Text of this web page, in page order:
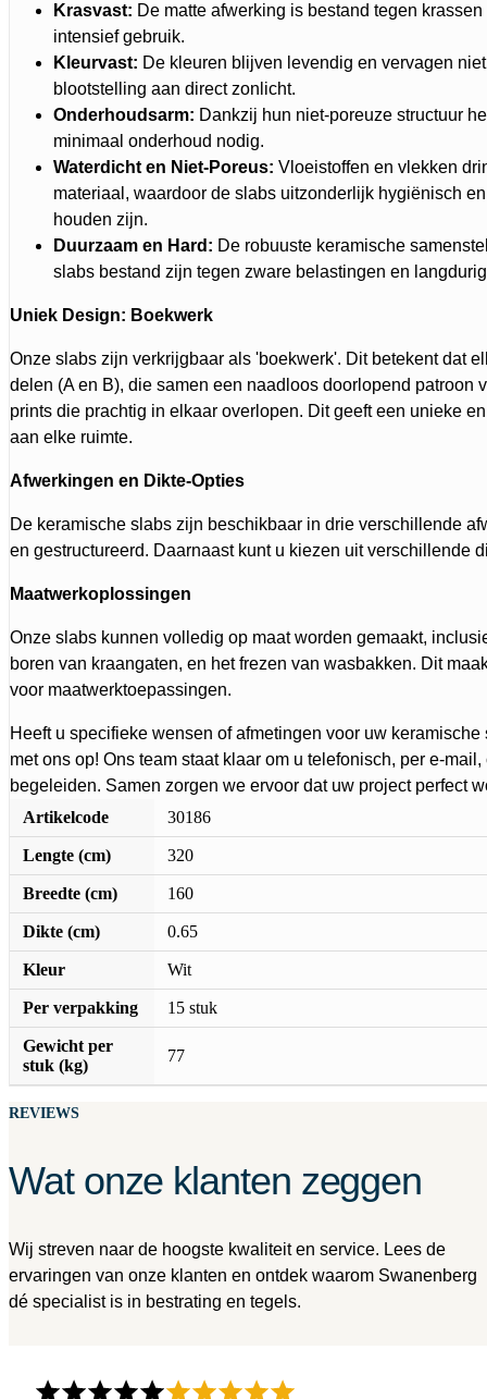
Krasvast: De matte afwerking is bestand tegen
intensief gebruik.
Kleurvast: De kleuren blijven levendig en vervagen
blootstelling aan direct zonlicht.
Onderhoudsarm: Dankzij hun niet-poreuze structuur
minimaal onderhoud nodig.
Waterdicht en Niet-Poreus: Vloeistoffen en vlekken
materiaal, waardoor de slabs uitzonderlijk hygiënisch
houden zijn.
Duurzaam en Hard: De robuuste keramische
slabs bestand zijn tegen zware belastingen en
Uniek Design: Boekwerk
Onze slabs zijn verkrijgbaar als 'boekwerk'. Dit betekent dat
delen (A en B), die samen een naadloos doorlopend patroon
prints die prachtig in elkaar overlopen. Dit geeft een unieke
aan elke ruimte.
Afwerkingen en Dikte-Opties
De keramische slabs zijn beschikbaar in drie verschillende
en gestructureerd. Daarnaast kunt u kiezen uit verschillende
Maatwerkoplossingen
Onze slabs kunnen volledig op maat worden gemaakt,
boren van kraangaten, en het frezen van wasbakken. Dit
voor maatwerktoepassingen.
Heeft u specifieke wensen of afmetingen voor uw
met ons op! Ons team staat klaar om u telefonisch, per e-
begeleiden. Samen zorgen we ervoor dat uw project perfect
Artikelcode
30186
Lengte (cm) 320
Breedte (cm) 160
Dikte (cm) 0.65
Kleur Wit
Per verpakking 15 stuk
Gewicht per
stuk (kg)
77
REVIEWS
Wat onze klanten zeggen
Wij streven naar de hoogste kwaliteit en service. Lees de
ervaringen van onze klanten en ontdek waarom Swanenberg
dé specialist is in bestrating en tegels.